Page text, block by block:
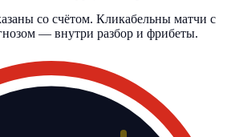
со счётом. Кликабельны матчи с
— внутри разбор и фрибеты.